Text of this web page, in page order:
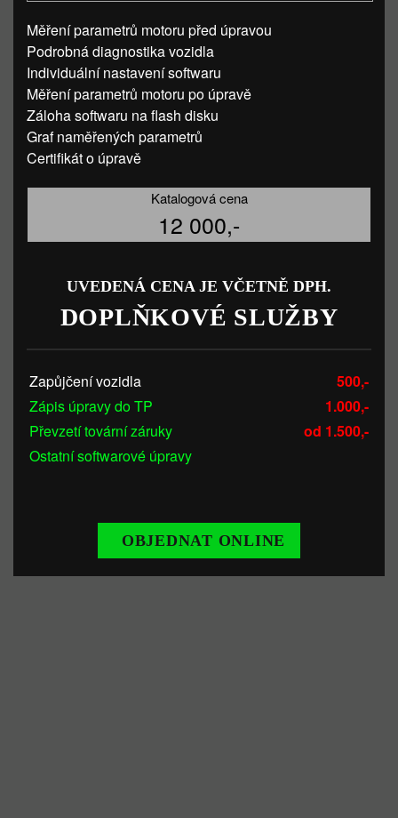
Měření parametrů motoru před úpravou
Podrobná diagnostika vozidla
Individuální nastavení softwaru
Měření parametrů motoru po úpravě
Záloha softwaru na flash disku
Graf naměřených parametrů
Certifikát o úpravě
Katalogová cena
12 000,-
UVEDENÁ CENA JE VČETNĚ DPH.
DOPLŇKOVÉ SLUŽBY
Zapůjčení vozidla
500,-
Zápis úpravy do TP
1.000,-
Převzetí tovární záruky
od 1.500,-
Ostatní softwarové úpravy
OBJEDNAT ONLINE